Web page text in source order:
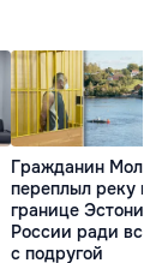
Гражданин
переплыл реку на
границе Эстонии
России ради
с подругой